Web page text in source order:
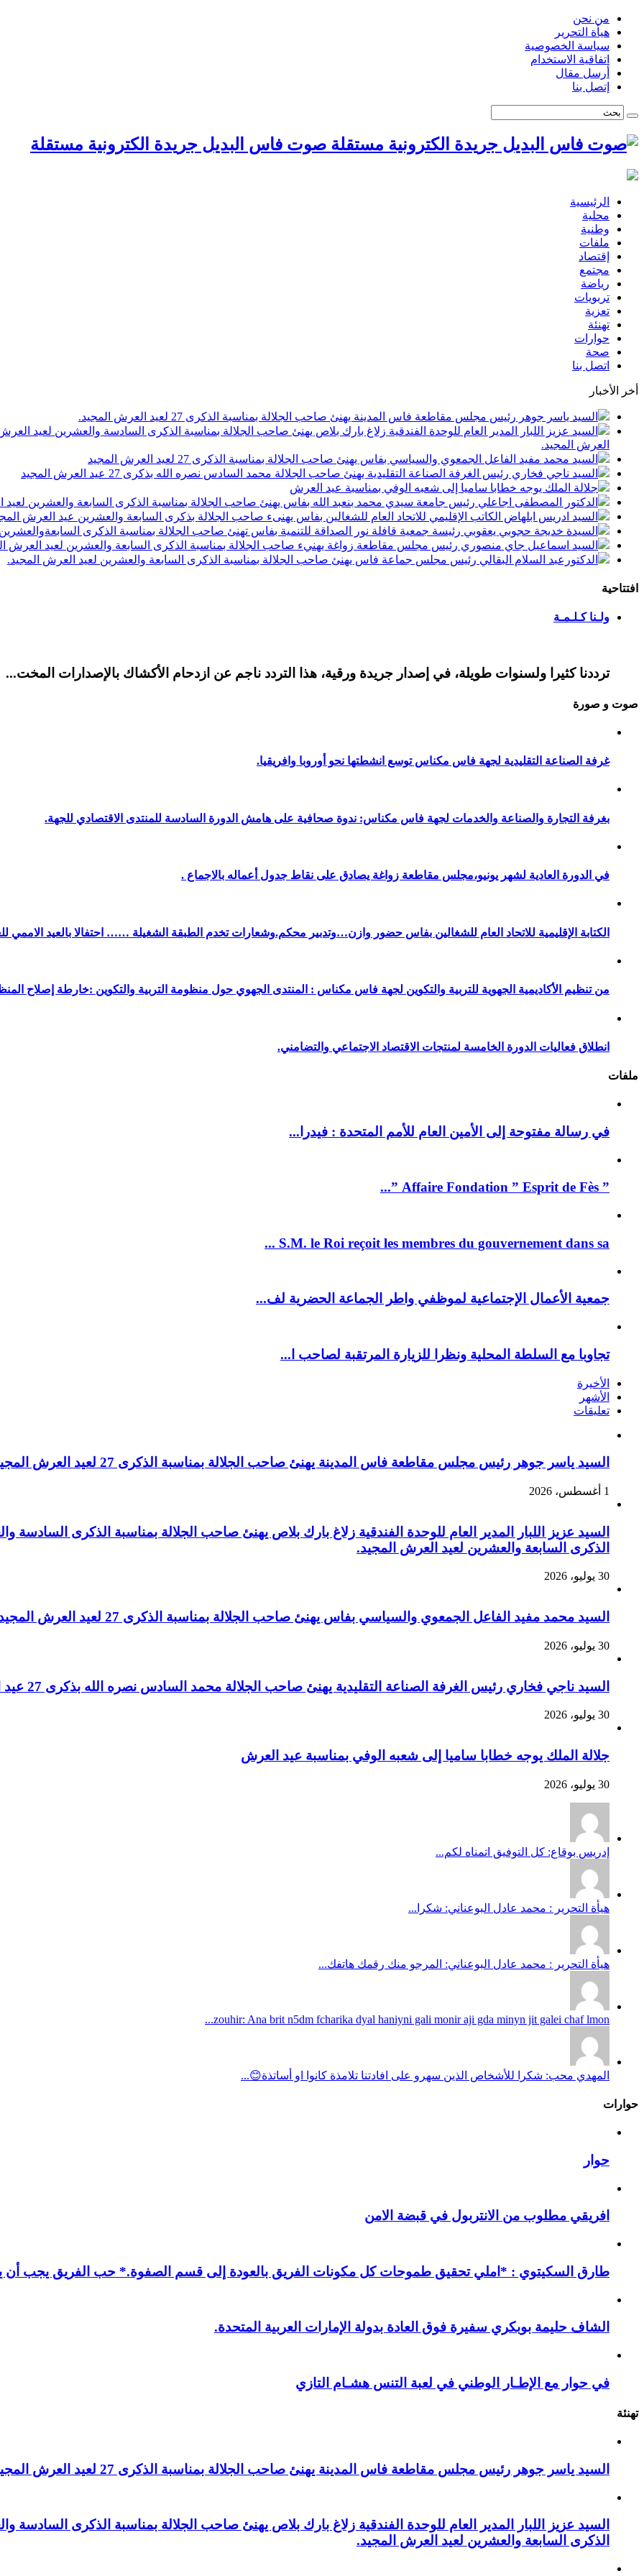
من نحن
هيأة التحرير
سياسة الخصوصية
اتفاقية الاستخدام
أرسل مقال
إتصل بنا
صوت فاس البديل جريدة الكترونية مستقلة
الرئيسية
محلية
وطنية
ملفات
إقتصاد
مجتمع
رياضة
تربويات
تعزية
تهنئة
حوارات
صحة
اتصل بنا
أخر الأخبار
السيد ياسر جوهر رئيس مجلس مقاطعة فاس المدينة يهنئ صاحب الجلالة بمناسبة الذكرى 27 لعيد العرش المجيد.
السيد عزيز اللبار المدير العام للوحدة الفندقية زلاغ بارك بلاص يهنئ صاحب الجلالة بمناسبة الذكرى السادسة والعشرين لعيد
العرش المجيد.
السيد محمد مفيد الفاعل الجمعوي والسياسي بفاس يهنئ صاحب الجلالة بمناسبة الذكرى 27 لعيد العرش المجيد
السيد ناجي فخاري رئيس الغرفة الصناعة التقليدية يهنئ صاحب الجلالة محمد السادس نصره الله بذكرى 27 عيد العرش المجيد
جلالة الملك يوجه خطابا ساميا إلى شعبه الوفي بمناسبة عيد العرش
الدكتور المصطفى اجاعلي رئيس جامعة سيدي محمد بنعبد الله بفاس يهنئ صاحب الجلالة بمناسبة الذكرى السابعة والعشرين لعيد
السيد ادريس ابلهاض الكاتب الإقليمي للاتحاد العام للشغالين بفاس يهنىء صاحب الجلالة بذكرى السابعة والعشرين عيد العرش
السيدة خديجة حجوبي يعقوبي رئيسة جمعية قافلة نور الصداقة للتنمية بفاس تهنئ صاحب الجلالة بمناسبة الذكرى
السيد اسماعيل جاي منصوري رئيس مجلس مقاطعة زواغة يهنيء صاحب الجلالة بمناسبة الذكرى السابعة والعشرين لعيد العرش
الدكتورعبد السلام البقالي رئيس مجلس جماعة فاس يهنئ صاحب الجلالة بمناسبة الذكرى السابعة والعشرين لعيد العرش المجيد.
افتتاحية
ولـنا كـلـمـة
ترددنا كثيرا ولسنوات طويلة، في إصدار جريدة ورقية، هذا التردد ناجم عن ازدحام الأكشاك بالإصدارات المخت...
صوت و صورة
غرفة الصناعة التقليدية لجهة فاس مكناس توسع انشطتها نحو أوروبا وافريقيا.
بغرفة التجارة والصناعة والخدمات لجهة فاس مكناس: ندوة صحافية على هامش الدورة السادسة للمنتدى الاقتصادي للجهة.
في الدورة العادية لشهر يونيو،مجلس مقاطعة زواغة يصادق على نقاط جدول أعماله بالاجماع .
الكتابة الإقليمية للاتحاد العام للشغالين بفاس حضور وازن…وتدبير محكم.وشعارات تخدم الطبقة الشغيلة …… احتفالا بالعيد الاممي
من تنظيم الأكاديمية الجهوية للتربية والتكوين لجهة فاس مكناس : المنتدى الجهوي حول منظومة التربية والتكوين :خارطة إصلاح
انطلاق فعاليات الدورة الخامسة لمنتجات الاقتصاد الاجتماعي والتضامني.
ملفات
في رسالة مفتوحة إلى الأمين العام للأمم المتحدة : فيدرا...
” Affaire Fondation ” Esprit de Fès ”...
S.M. le Roi reçoit les membres du gouvernement dans sa ...
جمعية الأعمال الإجتماعية لموظفي واطر الجماعة الحضرية لف...
تجاوبا مع السلطة المحلية ونظرا للزيارة المرتقبة لصاحب ا...
الأخيرة
الأشهر
تعليقات
السيد ياسر جوهر رئيس مجلس مقاطعة فاس المدينة يهنئ صاحب الجلالة بمناسبة الذكرى 27 لعيد العرش المجيد.
1 أغسطس، 2026
السيد عزيز اللبار المدير العام للوحدة الفندقية زلاغ بارك بلاص يهنئ صاحب الجلالة بمناسبة الذكرى
الذكرى السابعة والعشرين لعيد العرش المجيد.
30 يوليو، 2026
السيد محمد مفيد الفاعل الجمعوي والسياسي بفاس يهنئ صاحب الجلالة بمناسبة الذكرى 27 لعيد العرش المجيد
30 يوليو، 2026
السيد ناجي فخاري رئيس الغرفة الصناعة التقليدية يهنئ صاحب الجلالة محمد السادس نصره الله بذكرى 27 عيد العرش المجيد
30 يوليو، 2026
جلالة الملك يوجه خطابا ساميا إلى شعبه الوفي بمناسبة عيد العرش
30 يوليو، 2026
إدريس بوقاع: كل التوفيق اتمناه لكم...
هيأة التحرير : محمد عادل البوعناني: شكرا...
هيأة التحرير : محمد عادل البوعناني: المرجو منك رقمك هاتفك...
zouhir: Ana brit n5dm fcharika dyal haniyni gali monir aji gda minyn jit galei chaf lmon...
المهدي محب: شكرا للأشخاص الذين سهرو على افادتنا تلامذة كانوا او أساتذة😊...
حوارات
حوار
افريقي مطلوب من الانتربول في قبضة الامن
طارق السكيتوي : *املي تحقيق طموحات كل مكونات الفريق بالعودة إلى قسم الصفوة.* حب الفريق يجب أن
الشاف حليمة بوبكري سفيرة فوق العادة بدولة الإمارات العربية المتحدة.
في حوار مع الإطـار الوطني في لعبة التنس هشـام التازي
تهنئة
السيد ياسر جوهر رئيس مجلس مقاطعة فاس المدينة يهنئ صاحب الجلالة بمناسبة الذكرى 27 لعيد العرش المجيد.
السيد عزيز اللبار المدير العام للوحدة الفندقية زلاغ بارك بلاص يهنئ صاحب الجلالة بمناسبة الذكرى
الذكرى السابعة والعشرين لعيد العرش المجيد.